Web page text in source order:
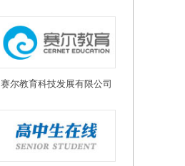
赛尔教育科技发展有限公司